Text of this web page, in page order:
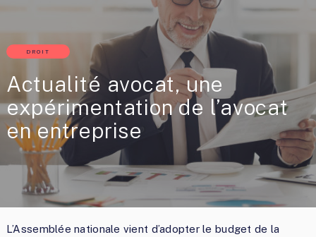
DROIT
Actualité avocat, une
expérimentation de l’avocat
en entreprise
L’Assemblée nationale vient d’adopter le budget de la